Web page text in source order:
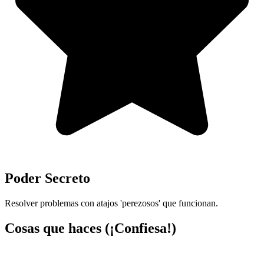
Poder Secreto
Resolver problemas con atajos 'perezosos' que funcionan.
Cosas que haces (¡Confiesa!)